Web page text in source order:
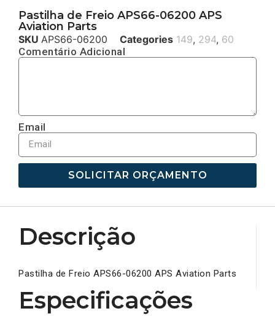
Pastilha de Freio APS66-06200 APS
Aviation Parts
SKU APS66-06200 Categories 149, 294, 60
Comentário Adicional
Email
SOLICITAR ORÇAMENTO
Descrição
Pastilha de Freio APS66-06200 APS Aviation Parts
Especificações